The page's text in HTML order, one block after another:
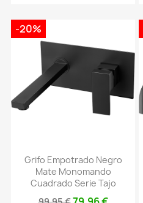
Grifo Empotrado Negro
Mate Monomando
Cuadrado Serie Tajo
-20%